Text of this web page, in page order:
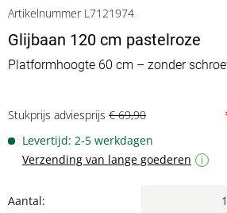
Artikelnummer L7121974
Glijbaan 120 cm pastelroze
Platformhoogte 60 cm – zonder
Stukprijs adviesprijs € 69,90
Levertijd: 2-5 werkdagen
Verzending van lange goederen
i
Aantal: